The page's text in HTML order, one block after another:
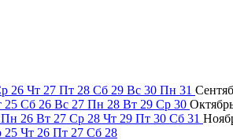
26 Чт 27 Пт 28 Сб 29 Вс 30 Пн 31
25 Сб 26 Вс 27 Пн 28 Вт 29 Ср 30
Пн 26 Вт 27 Ср 28 Чт 29 Пт 30 Сб 31
25 Чт 26 Пт 27 Сб 28